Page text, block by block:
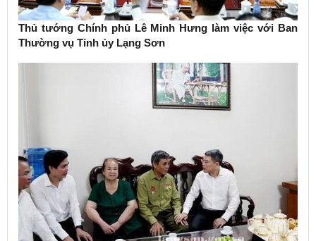
Thủ tướng Chính phủ Lê Minh Hưng làm việc với Ban
Thường vụ Tỉnh ủy Lạng Sơn